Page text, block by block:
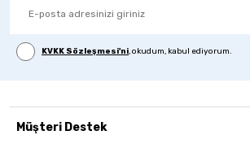
KVKK Sözleşmesi'ni, okudum, kabul ediyorum.
Müşteri Destek